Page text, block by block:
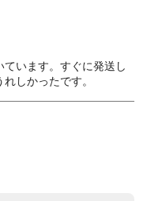
います。すぐに発送し
しかったです。